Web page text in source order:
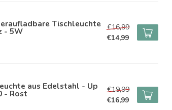
Tischleuchte
- 5W
€16,99
€14,99
aus Edelstahl - Up
- Rost
€19,99
€16,99